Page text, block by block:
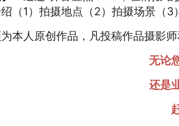
（1）拍摄地点（2）拍摄场景（
本人原创作品，凡投稿作品摄影
无论
还是